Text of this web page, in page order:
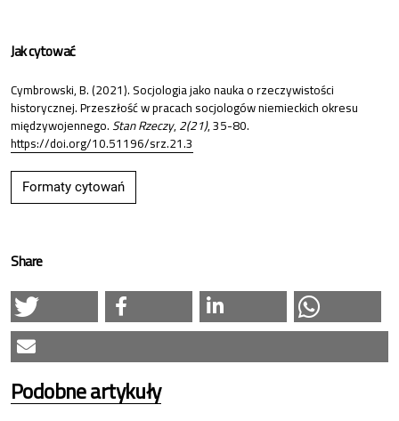
Jak cytować
Cymbrowski, B. (2021). Socjologia jako nauka o rzeczywistości
historycznej. Przeszłość w pracach socjologów niemieckich okresu
międzywojennego.Stan Rzeczy,2(21), 35-80.
https://doi.org/10.51196/srz.21.3
Formaty cytowań
Share
Podobne artykuły